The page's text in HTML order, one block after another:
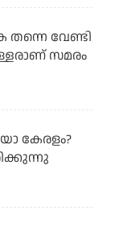
തന്നെ വേണ്ടി
സമരം
കേരളം?